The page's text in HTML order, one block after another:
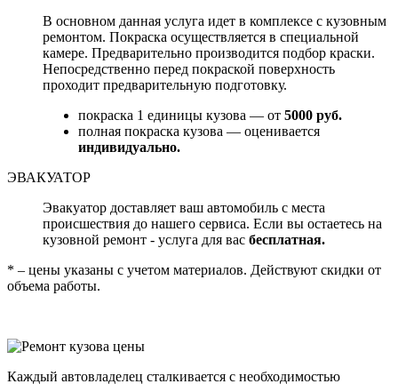
В основном данная услуга идет в комплексе с кузовным
ремонтом. Покраска осуществляется в специальной
камере. Предварительно производится подбор краски.
Непосредственно перед покраской поверхность
проходит предварительную подготовку.
покраска 1 единицы кузова — от 5000 руб.
полная покраска кузова — оценивается
индивидуально.
ЭВАКУАТОР
Эвакуатор доставляет ваш автомобиль с места
происшествия до нашего сервиса. Если вы остаетесь на
кузовной ремонт - услуга для вас бесплатная.
* – цены указаны с учетом материалов. Действуют скидки от
объема работы.
Каждый автовладелец сталкивается с необходимостью